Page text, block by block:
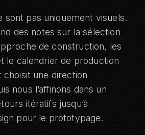
sont pas uniquement visuels.
des notes sur la sélection
de construction, les
le calendrier de production
choisit une direction
nous l’affinons dans un
itératifs jusqu’à
pour le prototypage.